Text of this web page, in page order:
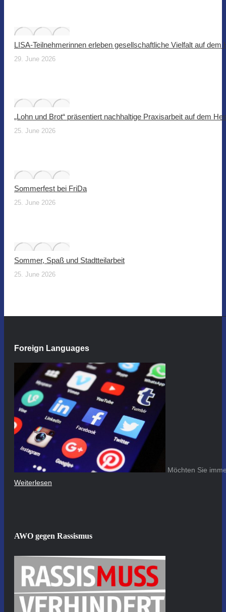
LISA-Teilnehmerinnen erleben gesellschaftliche Vielfalt auf dem
29. June 2026
„Lohn und Brot“ präsentiert nachhaltige Praxisarbeit auf dem
25. June 2026
Sommerfest bei FriDa
25. June 2026
Sommer, Spaß und Stadtteilarbeit
25. June 2026
Foreign Languages
Möchten Sie
Weiterlesen
AWO gegen Rassismus